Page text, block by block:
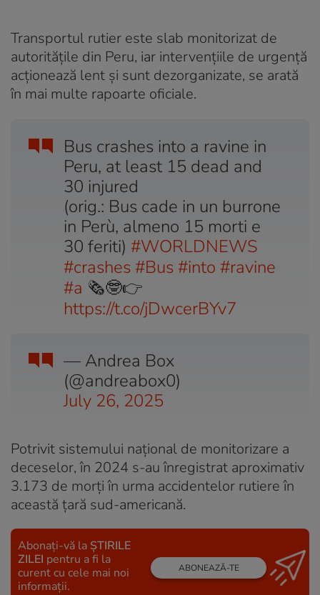
Transportul rutier este slab monitorizat de
autoritățile din Peru, iar intervențiile de urgență
acționează lent și sunt dezorganizate, se arată
în mai multe rapoarte oficiale.
Bus crashes into a ravine in
Peru, at least 15 dead and
30 injured
(orig.: Bus cade in un burrone
in Perù, almeno 15 morti e
30 feriti) #WORLDNEWS
#crashes #Bus #into #ravine
#a 🗞️🤓👉
https://t.co/jDwcerBYv7
— Andrea Box
(@andreabox0)
July 26, 2025
Potrivit sistemului național de monitorizare a
deceselor, în 2024 s-au înregistrat aproximativ
3.173 de morți în urma accidentelor rutiere în
această țară sud-americană.
Abonați-vă la ȘTIRILE
ZILEI pentru a fi la
curent cu cele mai noi
informații.
ABONEAZĂ-TE